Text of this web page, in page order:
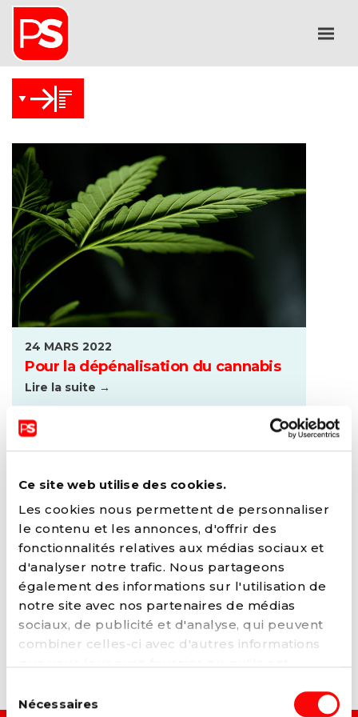
Ce site web utilise des cookies.
Les cookies nous permettent de personnaliser
le contenu et les annonces, d'offrir des
fonctionnalités relatives aux médias sociaux et
d'analyser notre trafic. Nous partageons
également des informations sur l'utilisation de
notre site avec nos partenaires de médias
sociaux, de publicité et d'analyse, qui peuvent
combiner celles-ci avec d'autres informations
services. Vous pouvez à tout moment modifier
duNécessaires
24 MARS 2022
Pour la dépénalisation du cannabis
Lire la suite →
28 OCTOBRE 2021
Lorem Ipsum Video